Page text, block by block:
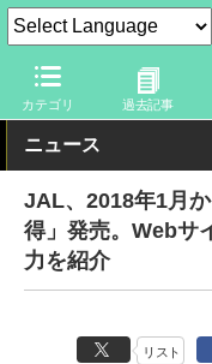
カテゴリ 過去記事
トラベル Watch 地域
ニュース
JAL、2018年1月
得」発売。Webサ
力を紹介
リスト